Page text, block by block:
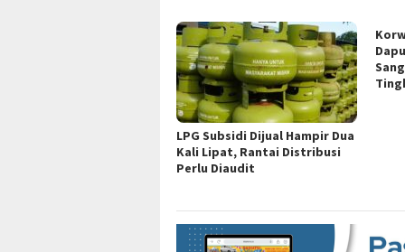
LPG Subsidi Dijual Hampir Dua
Kali Lipat, Rantai Distribusi
Perlu Diaudit